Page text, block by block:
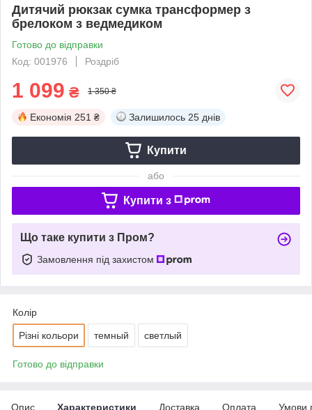
Дитячий рюкзак сумка трансформер з
брелоком з ведмедиком
Готово до відправки
Код: 001976
Роздріб
1 099 ₴ 1 350 ₴
Економія 251 ₴ Залишилось 25 днів
Купити
або
Купити з
Що таке купити з Пром?
Замовлення під захистом
Колір
Різні кольори темный светлый
Готово до відправки
Опис Характеристики Доставка Оплата Умови